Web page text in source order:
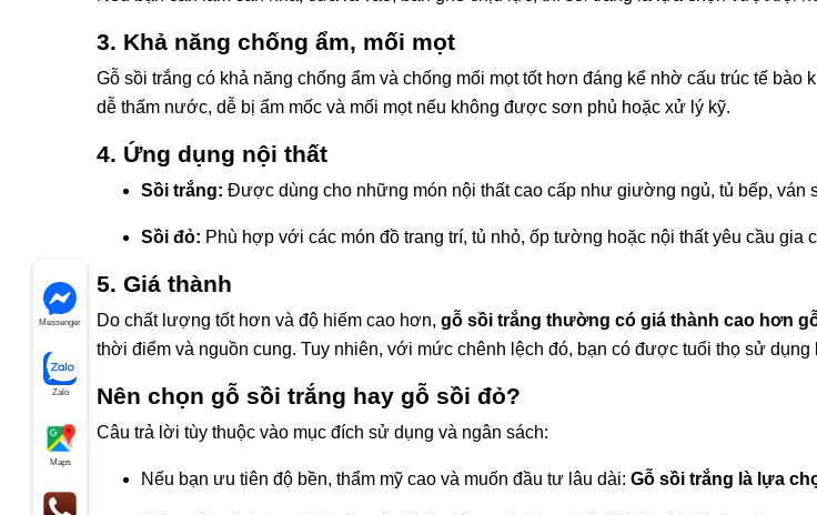
Messenger
Zalo
Maps
3. Khả năng chống ẩm, mối mọt
Gỗ sồi trắng có khả năng chống ẩm và chống mối mọt tốt hơn đáng kể nhờ cấu trúc tế bào
dễ thấm nước, dễ bị ẩm mốc và mối mọt nếu không được sơn phủ hoặc xử lý kỹ.
4. Ứng dụng nội thất
Sồi trắng: Được dùng cho những món nội thất cao cấp như giường ngủ, tủ bếp, ván
Sồi đỏ: Phù hợp với các món đồ trang trí, tủ nhỏ, ốp tường hoặc nội thất yêu cầu gia
5. Giá thành
Do chất lượng tốt hơn và độ hiếm cao hơn, gỗ sồi trắng thường có giá thành cao hơn
thời điểm và nguồn cung. Tuy nhiên, với mức chênh lệch đó, bạn có được tuổi thọ sử dụng
Nên chọn gỗ sồi trắng hay gỗ sồi đỏ?
Câu trả lời tùy thuộc vào mục đích sử dụng và ngân sách:
Nếu bạn ưu tiên độ bền, thẩm mỹ cao và muốn đầu tư lâu dài: Gỗ sồi trắng là lựa